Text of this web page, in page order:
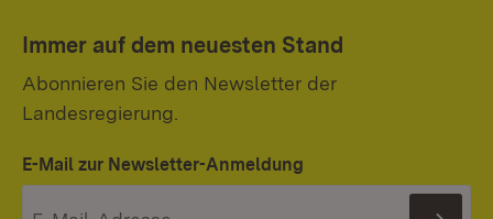
Immer auf dem neuesten Stand
Abonnieren Sie den Newsletter der
Landesregierung.
E-Mail zur Newsletter-Anmeldung